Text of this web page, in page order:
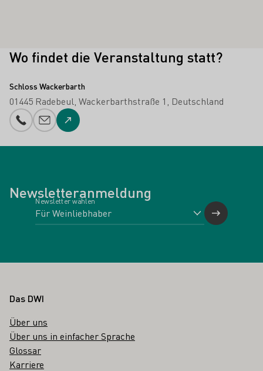
Wo findet die Veranstaltung statt?
Schloss Wackerbarth
01445 Radebeul Wackerbarthstraße 1
Deutschland
Telefonnummer
E-Mail-Adresse
Zur Website
Newsletteranmeldung
Newsletter wählen
Fußbereich
Das DWI
Über uns
Über uns in einfacher Sprache
Glossar
Karriere